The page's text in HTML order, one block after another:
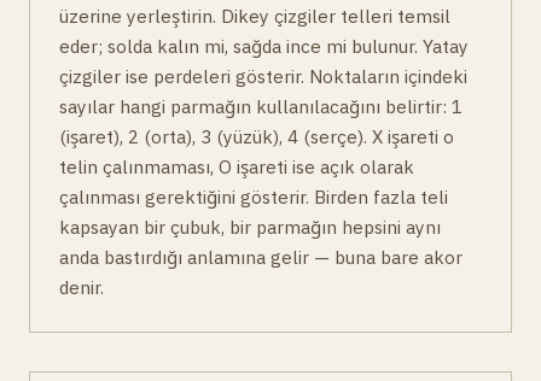
üzerine yerleştirin. Dikey çizgiler telleri temsil
eder; solda kalın mi, sağda ince mi bulunur. Yatay
çizgiler ise perdeleri gösterir. Noktaların içindeki
sayılar hangi parmağın kullanılacağını belirtir: 1
(işaret), 2 (orta), 3 (yüzük), 4 (serçe). X işareti o
telin çalınmaması, O işareti ise açık olarak
çalınması gerektiğini gösterir. Birden fazla teli
kapsayan bir çubuk, bir parmağın hepsini aynı
anda bastırdığı anlamına gelir — buna bare akor
denir.